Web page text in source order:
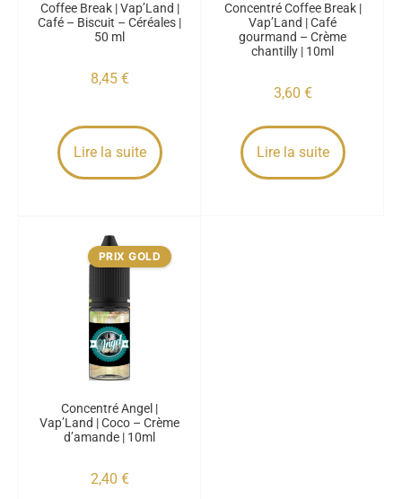
Coffee Break | Vap’Land |
Café – Biscuit – Céréales |
50 ml
8,45 €
Lire la suite
Concentré Coffee Break |
Vap’Land | Café
gourmand – Crème
chantilly | 10ml
3,60 €
Lire la suite
PRIX GOLD
Concentré Angel |
Vap’Land | Coco – Crème
d’amande | 10ml
2,40 €